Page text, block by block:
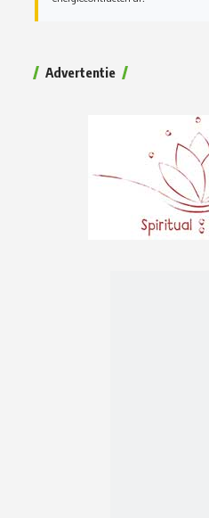
Advertentie